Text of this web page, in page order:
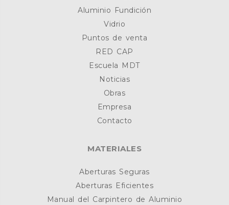
Aluminio Fundición
Vidrio
Puntos de venta
RED CAP
Escuela MDT
Noticias
Obras
Empresa
Contacto
MATERIALES
Aberturas Seguras
Aberturas Eficientes
Manual del Carpintero de Aluminio